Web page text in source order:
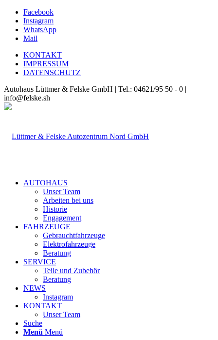
Facebook
Instagram
WhatsApp
Mail
KONTAKT
IMPRESSUM
DATENSCHUTZ
Autohaus Lüttmer & Felske GmbH | Tel.: 04621/95 50 - 0 |
info@felske.sh
AUTOHAUS
Unser Team
Arbeiten bei uns
Historie
Engagement
FAHRZEUGE
Gebrauchtfahrzeuge
Elektrofahrzeuge
Beratung
SERVICE
Teile und Zubehör
Beratung
NEWS
Instagram
KONTAKT
Unser Team
Suche
Menü Menü